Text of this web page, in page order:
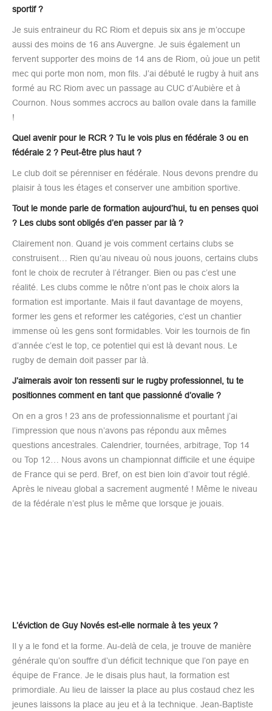
sportif ?
Je suis entraineur du RC Riom et depuis six ans je m’occupe
aussi des moins de 16 ans Auvergne. Je suis également un
fervent supporter des moins de 14 ans de Riom, où joue un petit
mec qui porte mon nom, mon fils. J’ai débuté le rugby à huit ans
formé au RC Riom avec un passage au CUC d’Aubière et à
Cournon. Nous sommes accrocs au ballon ovale dans la famille
!
Quel avenir pour le RCR ? Tu le vois plus en fédérale 3 ou en
fédérale 2 ? Peut-être plus haut ?
Le club doit se pérenniser en fédérale. Nous devons prendre du
plaisir à tous les étages et conserver une ambition sportive.
Tout le monde parle de formation aujourd’hui, tu en penses quoi
? Les clubs sont obligés d’en passer par là ?
Clairement non. Quand je vois comment certains clubs se
construisent… Rien qu’au niveau où nous jouons, certains clubs
font le choix de recruter à l’étranger. Bien ou pas c’est une
réalité. Les clubs comme le nôtre n’ont pas le choix alors la
formation est importante. Mais il faut davantage de moyens,
former les gens et reformer les catégories, c’est un chantier
immense où les gens sont formidables. Voir les tournois de fin
d’année c’est le top, ce potentiel qui est là devant nous. Le
rugby de demain doit passer par là.
J’aimerais avoir ton ressenti sur le rugby professionnel, tu te
positionnes comment en tant que passionné d’ovalie ?
On en a gros ! 23 ans de professionnalisme et pourtant j’ai
l’impression que nous n’avons pas répondu aux mêmes
questions ancestrales. Calendrier, tournées, arbitrage, Top 14
ou Top 12… Nous avons un championnat difficile et une équipe
de France qui se perd. Bref, on est bien loin d’avoir tout réglé.
Après le niveau global a sacrement augmenté ! Même le niveau
de la fédérale n’est plus le même que lorsque je jouais.
L’éviction de Guy Novés est-elle normale à tes yeux ?
Il y a le fond et la forme. Au-delà de cela, je trouve de manière
générale qu’on souffre d’un déficit technique que l’on paye en
équipe de France. Je le disais plus haut, la formation est
primordiale. Au lieu de laisser la place au plus costaud chez les
jeunes laissons la place au jeu et à la technique. Jean-Baptiste